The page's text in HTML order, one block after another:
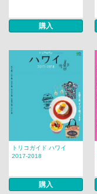
購入
トリコガイド ハワイ
2017-2018
購入